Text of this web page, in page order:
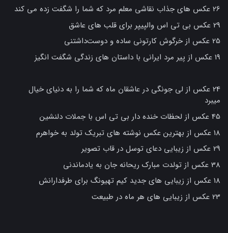
26 عکس های جذاب نقاشی معلم مرد که شما را شگفت زده می کند
29 عکس بی تی اس والپیپر برای قلب های عاشق
25 عکس از خرگوش کارتونی ساده و دوست‌داشتنی
19 عکس از پیر مرد ایرانی با داستان های زندگی شگفت انگیز
24 عکس از لی جونگی در عاشقان ماه که شما را به دنیای خیال
میبرد
45 عکس از لحظات خنده دار بی تی اس با جملات دلنشین
18 عکس از بهترین عکس نوشته های تبریک تولد به خواهرم
29 عکس از زیبایی دعای توسل در قاب تصویر
38 عکس از تولدت مبارک ریحانه جان به یادماندنی
18 عکس از زیبایی های جدید کیم تهیونگ برای طرفدارانش
23 عکس از زیبایی های هر ماه در طبیعت